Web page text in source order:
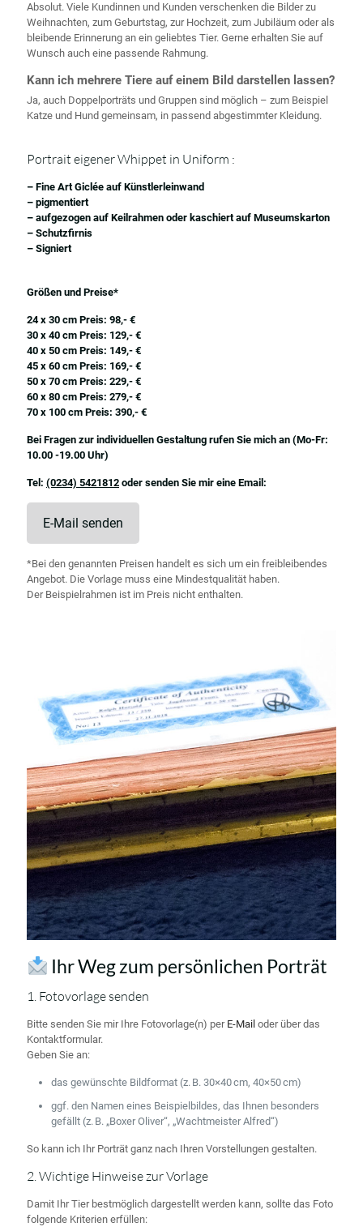
Absolut. Viele Kundinnen und Kunden verschenken die Bilder zu
Weihnachten, zum Geburtstag, zur Hochzeit, zum Jubiläum oder als
bleibende Erinnerung an ein geliebtes Tier. Gerne erhalten Sie auf
Wunsch auch eine passende Rahmung.
Kann ich mehrere Tiere auf einem Bild darstellen lassen?
Ja, auch Doppelporträts und Gruppen sind möglich – zum Beispiel
Katze und Hund gemeinsam, in passend abgestimmter Kleidung.
Portrait eigener Whippet in Uniform :
– Fine Art Giclée auf Künstlerleinwand
– pigmentiert
– aufgezogen auf Keilrahmen oder kaschiert auf Museumskarton
– Schutzfirnis
– Signiert
Größen und Preise*
24 x 30 cm Preis: 98,- €
30 x 40 cm Preis: 129,- €
40 x 50 cm Preis: 149,- €
45 x 60 cm Preis: 169,- €
50 x 70 cm Preis: 229,- €
60 x 80 cm Preis: 279,- €
70 x 100 cm Preis: 390,- €
Bei Fragen zur individuellen Gestaltung rufen Sie mich an (Mo-Fr:
10.00 -19.00 Uhr)
Tel: (0234) 5421812 oder senden Sie mir eine Email:
E-Mail senden
*Bei den genannten Preisen handelt es sich um ein freibleibendes
Angebot. Die Vorlage muss eine Mindestqualität haben.
Der Beispielrahmen ist im Preis nicht enthalten.
Ihr Weg zum persönlichen Porträt
1. Fotovorlage senden
Bitte senden Sie mir Ihre Fotovorlage(n) per E-Mail oder über das
Kontaktformular.
Geben Sie an:
das gewünschte Bildformat (z. B. 30×40 cm, 40×50 cm)
ggf. den Namen eines Beispielbildes, das Ihnen besonders
gefällt (z. B. „Boxer Oliver“, „Wachtmeister Alfred“)
So kann ich Ihr Porträt ganz nach Ihren Vorstellungen gestalten.
2. Wichtige Hinweise zur Vorlage
Damit Ihr Tier bestmöglich dargestellt werden kann, sollte das Foto
folgende Kriterien erfüllen: